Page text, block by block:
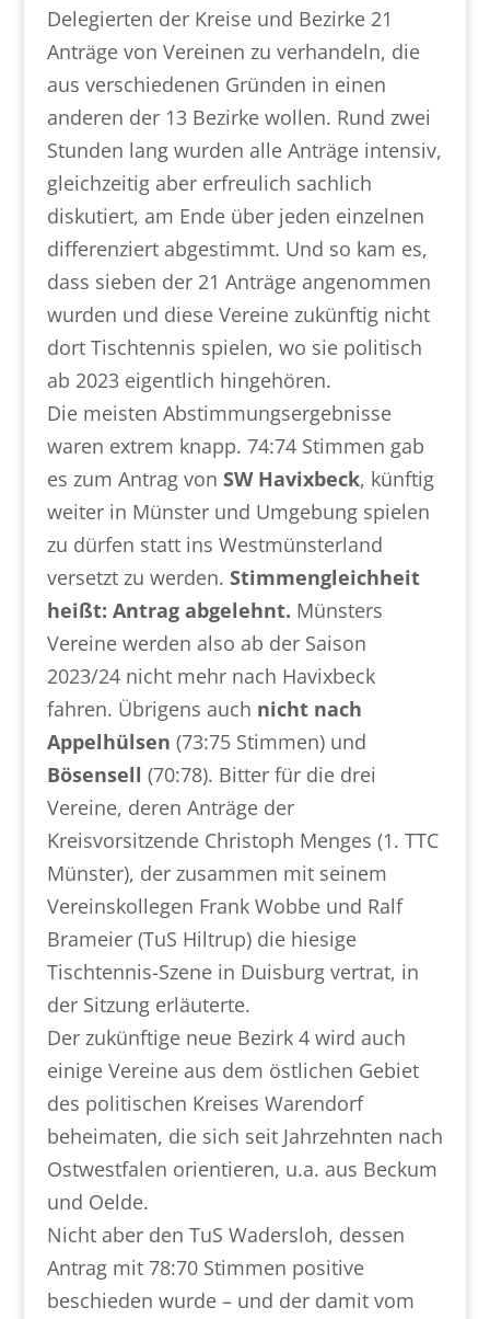
Delegierten der Kreise und Bezirke 21
Anträge von Vereinen zu verhandeln, die
aus verschiedenen Gründen in einen
anderen der 13 Bezirke wollen. Rund zwei
Stunden lang wurden alle Anträge intensiv,
gleichzeitig aber erfreulich sachlich
diskutiert, am Ende über jeden einzelnen
differenziert abgestimmt. Und so kam es,
dass sieben der 21 Anträge angenommen
wurden und diese Vereine zukünftig nicht
dort Tischtennis spielen, wo sie politisch
ab 2023 eigentlich hingehören.
Die meisten Abstimmungsergebnisse
waren extrem knapp. 74:74 Stimmen gab
es zum Antrag von SW Havixbeck, künftig
weiter in Münster und Umgebung spielen
zu dürfen statt ins Westmünsterland
versetzt zu werden. Stimmengleichheit
heißt: Antrag abgelehnt. Münsters
Vereine werden also ab der Saison
2023/24 nicht mehr nach Havixbeck
fahren. Übrigens auch nicht nach
Appelhülsen (73:75 Stimmen) und
Bösensell (70:78). Bitter für die drei
Vereine, deren Anträge der
Kreisvorsitzende Christoph Menges (1. TTC
Münster), der zusammen mit seinem
Vereinskollegen Frank Wobbe und Ralf
Brameier (TuS Hiltrup) die hiesige
Tischtennis-Szene in Duisburg vertrat, in
der Sitzung erläuterte.
Der zukünftige neue Bezirk 4 wird auch
einige Vereine aus dem östlichen Gebiet
des politischen Kreises Warendorf
beheimaten, die sich seit Jahrzehnten nach
Ostwestfalen orientieren, u.a. aus Beckum
und Oelde.
Nicht aber den TuS Wadersloh, dessen
Antrag mit 78:70 Stimmen positive
beschieden wurde – und der damit vom